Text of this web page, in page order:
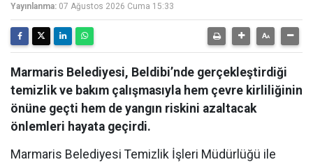
Yayınlanma: 07 Ağustos 2026 Cuma 15:33
Marmaris Belediyesi, Beldibi’nde gerçekleştirdiği
temizlik ve bakım çalışmasıyla hem çevre kirliliğinin
önüne geçti hem de yangın riskini azaltacak
önlemleri hayata geçirdi.
Marmaris Belediyesi Temizlik İşleri Müdürlüğü ile